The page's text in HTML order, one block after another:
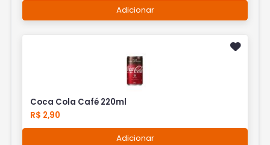
Adicionar
Coca Cola Café 220ml
R$ 2,90
Adicionar